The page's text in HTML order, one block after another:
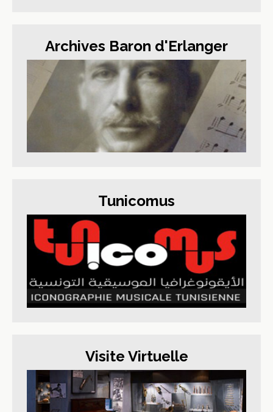
Archives Baron d'Erlanger
Tunicomus
Visite Virtuelle